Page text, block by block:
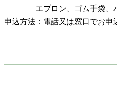
エプロン、ゴム手袋、ハ
申込方法：電話又は窓口でお申